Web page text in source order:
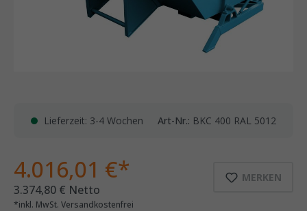
Lieferzeit: 3-4 Wochen Art-Nr.: BKC 400 RAL 5012
MERKEN
4.016,01 €*
3.374,80 € Netto
*inkl. MwSt. Versandkostenfrei